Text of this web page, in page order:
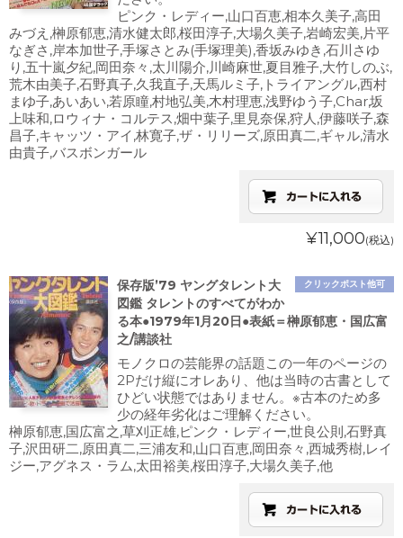
ピンク・レディー,山口百恵,相本久美子,高田
みづえ,榊原郁恵,清水健太郎,桜田淳子,大場久美子,岩崎宏美,片平
なぎさ,岸本加世子,手塚さとみ(手塚理美),香坂みゆき,石川さゆ
り,五十嵐夕紀,岡田奈々,太川陽介,川崎麻世,夏目雅子,大竹しのぶ,
荒木由美子,石野真子,久我直子,天馬ルミ子,トライアングル,西村
まゆ子,あいあい,若原瞳,村地弘美,木村理恵,浅野ゆう子,Char,坂
上味和,ロウィナ・コルテス,畑中葉子,里見奈保,狩人,伊藤咲子,森
昌子,キャッツ・アイ,林寛子,ザ・リリーズ,原田真二,ギャル,清水
由貴子,バスボンガール
¥11,000(税込)
クリックポスト他可
保存版’79 ヤングタレント大
図鑑 タレントのすべてがわか
る本●1979年1月20日●表紙＝榊原郁恵・国広富
之/講談社
モノクロの芸能界の話題この一年のページの
2Pだけ縦にオレあり、他は当時の古書として
ひどい状態ではありません。※古本のため多
少の経年劣化はご理解ください。
榊原郁恵,国広富之,草刈正雄,ピンク・レディー,世良公則,石野真
子,沢田研二,原田真二,三浦友和,山口百恵,岡田奈々,西城秀樹,レイ
ジー,アグネス・ラム,太田裕美,桜田淳子,大場久美子,他